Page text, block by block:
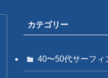
カテゴリー
40〜50代サーフィ